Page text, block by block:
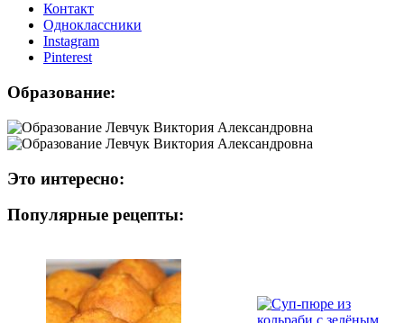
Контакт
Одноклассники
Instagram
Рinterest
Образование:
Это интересно:
Популярные рецепты: